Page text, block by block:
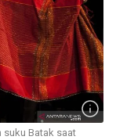
suku Batak saat